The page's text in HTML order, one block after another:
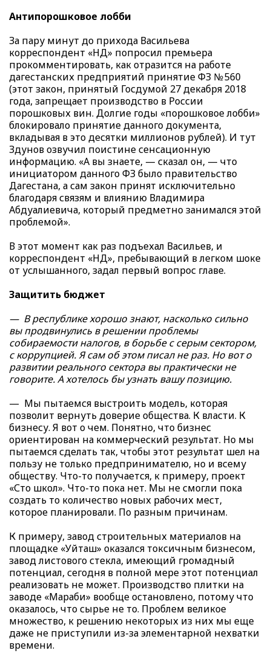
Антипорошковое лобби
За пару минут до прихода Васильева
корреспондент «НД» попросил премьера
прокомментировать, как отразится на работе
дагестанских предприятий принятие ФЗ № 560
(этот закон, принятый Госдумой 27 декабря 2018
года, запрещает производство в России
порошковых вин. Долгие годы «порошковое лобби»
блокировало принятие данного документа,
вкладывая в это десятки миллионов рублей). И тут
Здунов озвучил поистине сенсационную
информацию. «А вы знаете, — сказал он, — что
инициатором данного ФЗ было правительство
Дагестана, а сам закон принят исключительно
благодаря связям и влиянию Владимира
Абдуалиевича, который предметно занимался этой
проблемой».
В этот момент как раз подъехал Васильев, и
корреспондент «НД», пребывающий в легком шоке
от услышанного, задал первый вопрос главе.
Защитить бюджет
— В республике хорошо знают, насколько сильно
вы продвинулись в решении проблемы
собираемости налогов, в борьбе с серым сектором,
с коррупцией. Я сам об этом писал не раз. Но вот о
развитии реального сектора вы практически не
говорите. А хотелось бы узнать вашу позицию.
— Мы пытаемся выстроить модель, которая
позволит вернуть доверие общества. К власти. К
бизнесу. Я вот о чем. Понятно, что бизнес
ориентирован на коммерческий результат. Но мы
пытаемся сделать так, чтобы этот результат шел на
пользу не только предпринимателю, но и всему
обществу. Что-то получается, к примеру, проект
«Сто школ». Что-то пока нет. Мы не смогли пока
создать то количество новых рабочих мест,
которое планировали. По разным причинам.
К примеру, завод строительных материалов на
площадке «Уйташ» оказался токсичным бизнесом,
завод листового стекла, имеющий громадный
потенциал, сегодня в полной мере этот потенциал
реализовать не может. Производство плитки на
заводе «Мараби» вообще остановлено, потому что
оказалось, что сырье не то. Проблем великое
множество, к решению некоторых из них мы еще
даже не приступили из-за элементарной нехватки
времени.